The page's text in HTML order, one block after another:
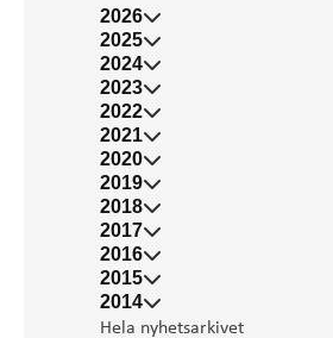
2026
2025
2024
2023
2022
2021
2020
2019
2018
2017
2016
2015
2014
Hela nyhetsarkivet